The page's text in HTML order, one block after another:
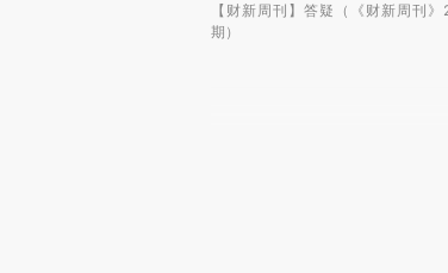
【财新周刊】答疑（《财新周刊
期）